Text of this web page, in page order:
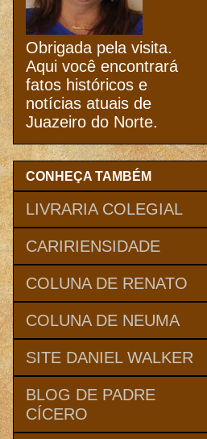
Obrigada pela visita.
Aqui você encontrará
fatos históricos e
notícias atuais de
Juazeiro do Norte.
CONHEÇA TAMBÉM
LIVRARIA COLEGIAL
CARIRIENSIDADE
COLUNA DE RENATO
COLUNA DE NEUMA
SITE DANIEL WALKER
BLOG DE PADRE
CÍCERO